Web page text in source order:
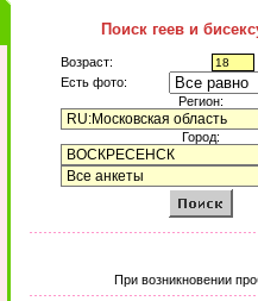
Поиск геев и
Возраст:
Есть фото:
Регион:
Город:
При возникновении